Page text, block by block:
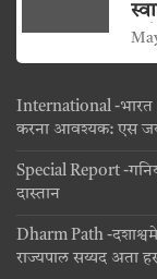
International -भारत
करना आवश्यक: एस
Special Report -
दास्तान
Dharm Path -
राज्यपाल सय्यद अता